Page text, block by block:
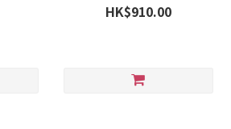
HK$910.00